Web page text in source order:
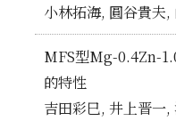
小林拓海, 圓谷貴夫,
MFS型Mg-0.4Zn-
的特性
吉田彩巳, 井上晋一,